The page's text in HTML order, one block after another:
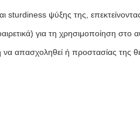
sturdiness ψύξης της,
για τη χρησιμοποίηση στο
απασχοληθεί ή προστασίας της